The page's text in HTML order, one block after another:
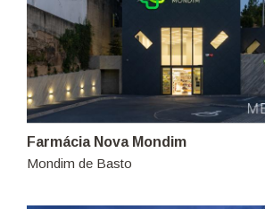
Farmácia Nova Mondim
Mondim de Basto